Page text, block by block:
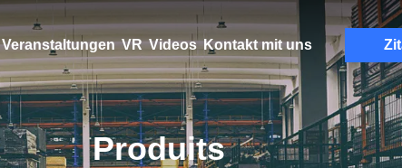
Veranstaltungen VR Videos Kontakt mit uns
Produits